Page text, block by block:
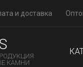
и доставка
КАМНИ